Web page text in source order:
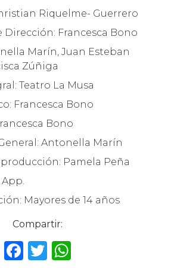
Riquelme- Guerrero
Dirección: Francesca Bono
Marín, Juan Esteban
Zúñiga
Teatro La Musa
Francesca Bono
Bono
Antonella Marín
Pamela Peña
Mayores de 14 años
Compartir:
F T W